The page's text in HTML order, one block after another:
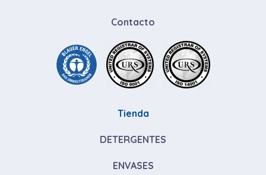
Contacto
Tienda
DETERGENTES
ENVASES